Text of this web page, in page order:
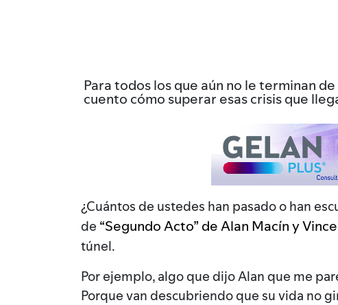
Para todos los que aún no le terminan
cuento cómo superar esas crisis que
¿Cuántos de ustedes han pasado o han
de “Segundo Acto” de Alan Macín y
túnel.
Por ejemplo, algo que dijo Alan que me
Porque van descubriendo que su vida no